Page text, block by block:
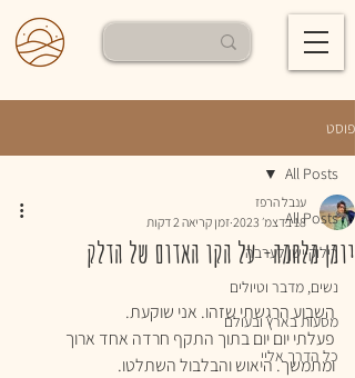
פוסט
All Posts
רילוקיישן לערבה
נשים, מדבר וטיולים
מסעות בארץ ובעולם
כל הדרך אליי
All Posts
יומן מלחמה- על הקו האדום של הדלק
ענבל הרפז
18 בדצמ׳ 2023
זמן קריאה 2 דקות
השבוע הרגשתי שזהו. אני שוקעת.
פעלתי יום יום בתוך התקף חרדה אחד ארוך
ומתמשך. היאוש והבלבול השתלטו.